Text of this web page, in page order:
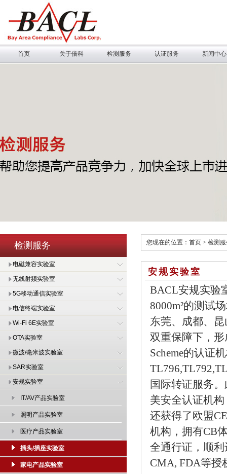
首页 关于倍科 检测服务 认证服务 新闻中心
检测服务
电磁兼容实验室
无线射频实验室
5G移动通信实验室
电信终端实验室
Wi-Fi 6E实验室
OTA实验室
微波/毫米波实验室
SAR实验室
安规实验室
IT/AV产品实验室
照明产品实验室
医疗产品实验室
插头/插座实验室
家电产品实验室
您现在的位置： 首页 > 检测
安规实验室
BACL安规实验
8000m²的测试
东莞、成都、
双重保障下，
Scheme的认证
国际转证服务
美安全认证机
还获得了欧盟
机构，拥有CB
全通行证，顺
CMA, FDA等授